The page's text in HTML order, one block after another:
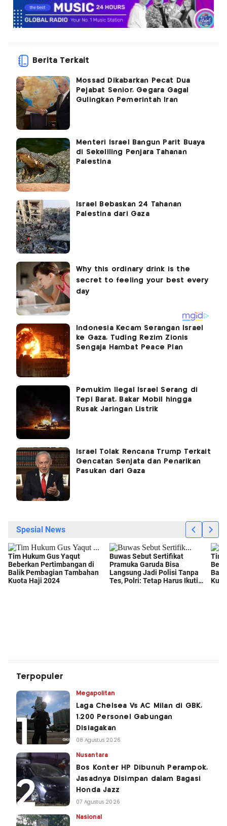
Berita Terkait
Mossad Dikabarkan Pecat Dua
Pejabat Senior, Gegara Gagal
Gulingkan Pemerintah Iran
Menteri Israel Bangun Parit Buaya
di Sekeliling Penjara Tahanan
Palestina
Israel Bebaskan 24 Tahanan
Palestina dari Gaza
Indonesia Kecam Serangan Israel
ke Gaza, Tuding Rezim Zionis
Sengaja Hambat Peace Plan
Pemukim Ilegal Israel Serang di
Tepi Barat, Bakar Mobil hingga
Rusak Jaringan Listrik
Israel Tolak Rencana Trump Terkait
Gencatan Senjata dan Penarikan
Pasukan dari Gaza
Terpopuler
Megapolitan
Laga Chelsea Vs AC Milan di GBK,
1.200 Personel Gabungan
Disiagakan
08 Agustus 2026
Nusantara
Bos Konter HP Dibunuh Perampok,
Jasadnya Disimpan dalam Bagasi
Honda Jazz
07 Agustus 2026
Nasional